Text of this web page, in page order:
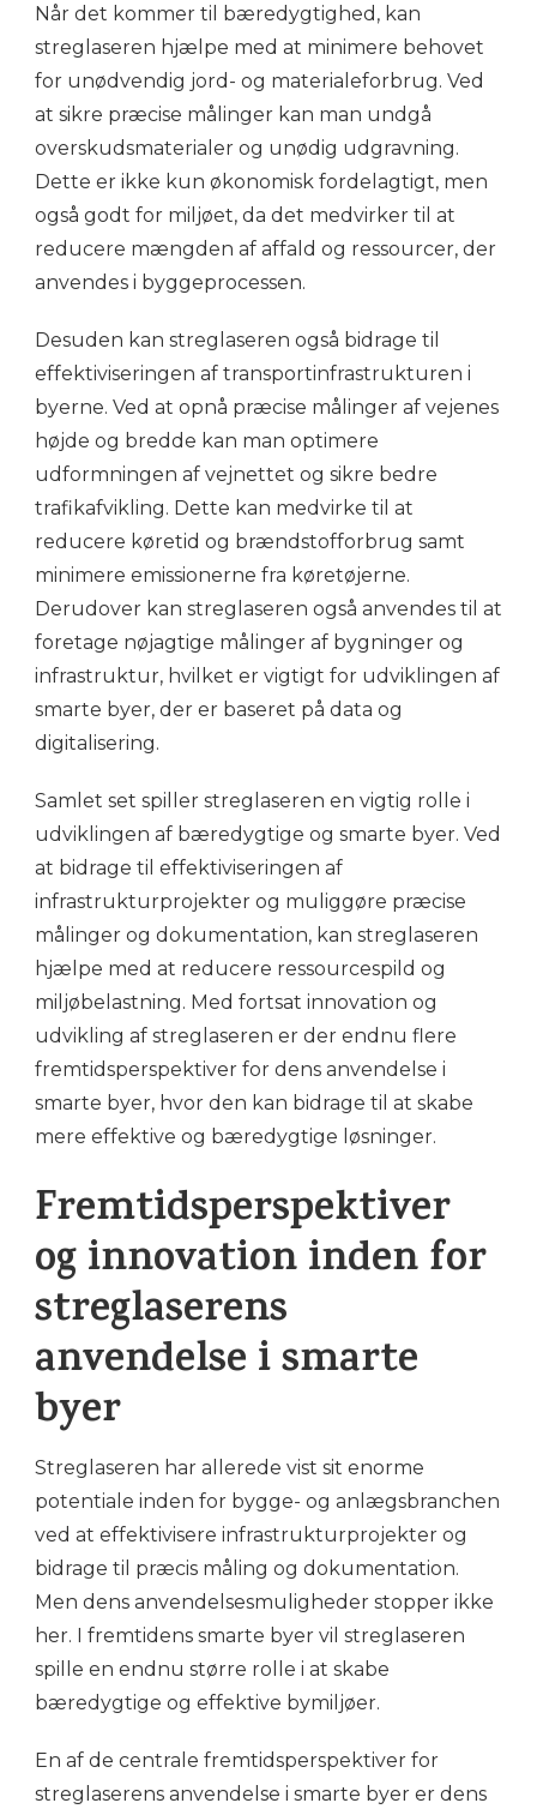
Når det kommer til bæredygtighed, kan
streglaseren hjælpe med at minimere behovet
for unødvendig jord- og materialeforbrug. Ved
at sikre præcise målinger kan man undgå
overskudsmaterialer og unødig udgravning.
Dette er ikke kun økonomisk fordelagtigt, men
også godt for miljøet, da det medvirker til at
reducere mængden af affald og ressourcer, der
anvendes i byggeprocessen.
Desuden kan streglaseren også bidrage til
effektiviseringen af transportinfrastrukturen i
byerne. Ved at opnå præcise målinger af vejenes
højde og bredde kan man optimere
udformningen af vejnettet og sikre bedre
trafikafvikling. Dette kan medvirke til at
reducere køretid og brændstofforbrug samt
minimere emissionerne fra køretøjerne.
Derudover kan streglaseren også anvendes til at
foretage nøjagtige målinger af bygninger og
infrastruktur, hvilket er vigtigt for udviklingen af
smarte byer, der er baseret på data og
digitalisering.
Samlet set spiller streglaseren en vigtig rolle i
udviklingen af bæredygtige og smarte byer. Ved
at bidrage til effektiviseringen af
infrastrukturprojekter og muliggøre præcise
målinger og dokumentation, kan streglaseren
hjælpe med at reducere ressourcespild og
miljøbelastning. Med fortsat innovation og
udvikling af streglaseren er der endnu flere
fremtidsperspektiver for dens anvendelse i
smarte byer, hvor den kan bidrage til at skabe
mere effektive og bæredygtige løsninger.
Fremtidsperspektiver
og innovation inden for
streglaserens
anvendelse i smarte
byer
Streglaseren har allerede vist sit enorme
potentiale inden for bygge- og anlægsbranchen
ved at effektivisere infrastrukturprojekter og
bidrage til præcis måling og dokumentation.
Men dens anvendelsesmuligheder stopper ikke
her. I fremtidens smarte byer vil streglaseren
spille en endnu større rolle i at skabe
bæredygtige og effektive bymiljøer.
En af de centrale fremtidsperspektiver for
streglaserens anvendelse i smarte byer er dens